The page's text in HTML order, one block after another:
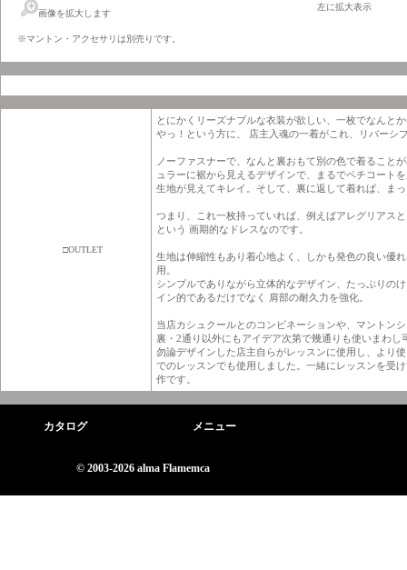
画像を拡大します
左に拡大表示
※マントン・アクセサリは別売りです。
□OUTLET
とにかくリーズナブルな衣装が欲しい、一枚でなんと
やっ！という方に、 店主入魂の一着がこれ、リバーシ
ノーファスナーで、なんと裏おもて別の色で着ること
ュラーに裾から見えるデザインで、まるでペチコート
生地が見えてキレイ。そして、裏に返して着れば、ま
つまり、これ一枚持っていれば、例えばアレグリアス
という 画期的なドレスなのです。
生地は伸縮性もあり着心地よく、しかも発色の良い優
用。
シンプルでありながら立体的なデザイン、たっぷりの
イン的であるだけでなく 肩部の耐久力を強化。
当店カシュクールとのコンビネーションや、マントン
裏・2通り以外にもアイデア次第で幾通りも使いまわし
勿論デザインした店主自らがレッスンに使用し、より
でのレッスンでも使用しました。一緒にレッスンを受
作です。
カタログ メニュー
© 2003-2026 alma Flamemca